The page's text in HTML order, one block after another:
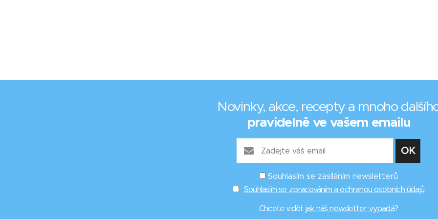
Novinky, akce, recepty a mnoho
pravidelně ve vašem emailu
Souhlasím se zasíláním newsletterů
Souhlasím se zpracováním a ochranou osobních údajů
Chcete vidět jak náš newsletter vypadá?